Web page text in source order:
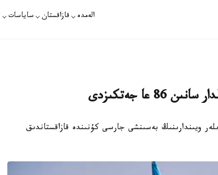
الەمدە قازاقستان ساياسات
عا جەتكىزدى
كوشپەندىلەر ويىندارىنىڭ بەسىنشى جارسى كۇنىندە قازاقستاندىق